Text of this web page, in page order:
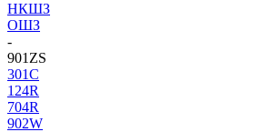
НКШЗ
ОШЗ
-
901ZS
301C
124R
704R
902W